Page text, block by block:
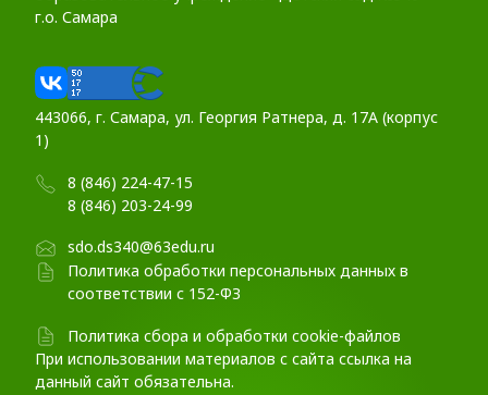
г.о. Самара
443066, г. Самара, ул. Георгия Ратнера, д. 17А (корпус
1)
8 (846) 224-47-15
8 (846) 203-24-99
sdo.ds340@63edu.ru
Политика обработки персональных данных в
соответствии с 152-ФЗ
Политика сбора и обработки cookie-файлов
При использовании материалов c сайта ссылка на
данный сайт обязательна.